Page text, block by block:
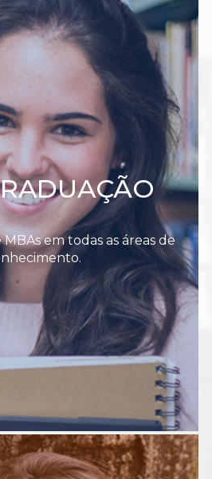
em todas as áreas de